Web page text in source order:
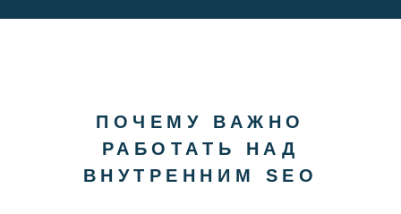
ПОЧЕМУ ВАЖНО
РАБОТАТЬ НАД
ВНУТРЕННИМ SEO